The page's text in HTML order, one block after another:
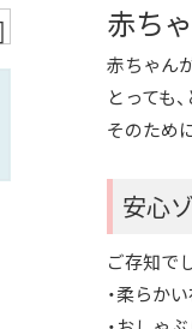
赤ち
赤ちゃん
とっても
そのため
安心
ご存知で
・柔らか